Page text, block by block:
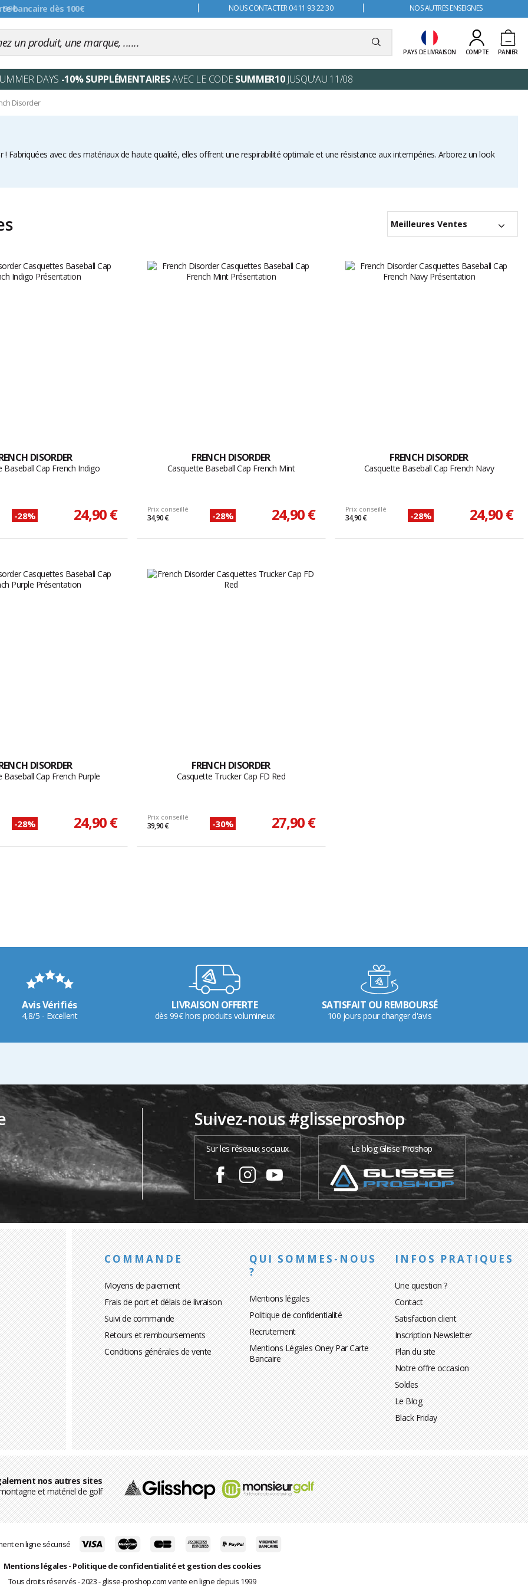
NOUS CONTACTER 04 11 93 22 30 NOS AUTRES ENSEIGNES
PAYS DE LIVRAISON COMPTE PANIER
DAYS -10% SUPPLÉMENTAIRESAVEC LE CODESUMMER10JUSQU'AU 11/08
Disorder
Meilleures Ventes
DISORDER
Baseball Cap French Indigo
-28% 24,90 €
FRENCH DISORDER
Casquette Baseball Cap French Mint
Prix conseillé
34,90 € -28% 24,90 €
FRENCH DISORDER
Casquette Baseball Cap French Navy
Prix conseillé
34,90 € -28% 24,90 €
DISORDER
Baseball Cap French Purple
-28% 24,90 €
FRENCH DISORDER
Casquette Trucker Cap FD Red
Prix conseillé
39,90 € -30% 27,90 €
Avis Vérifiés
4,8/5 - Excellent
LIVRAISON OFFERTE
dès 99€ hors produits volumineux
SATISFAIT OU REMBOURSÉ
100 jours pour changer d'avis
Suivez-nous #glisseproshop
Sur les réseaux sociaux Le blog Glisse Proshop
COMMANDE
Moyens de paiement
Frais de port et délais de livraison
Suivi de commande
Retours et remboursements
Conditions générales de vente
QUI SOMMES-NOUS
?
Mentions légales
Politique de confidentialité
Recrutement
Mentions Légales Oney Par Carte
Bancaire
INFOS PRATIQUES
Une question ?
Contact
Satisfaction client
Inscription Newsletter
Plan du site
Notre offre occasion
Soldes
Le Blog
Black Friday
nos autres sites
et matériel de golf
en ligne sécurisé
Mentions légales- Politique de confidentialité et gestion des cookies
Tous droits réservés - 2023 - glisse-proshop.com vente en ligne depuis 1999